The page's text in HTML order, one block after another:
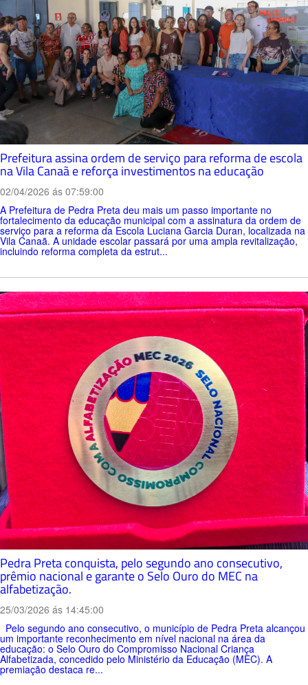
Prefeitura assina ordem de serviço para reforma de escola
na Vila Canaã e reforça investimentos na educação
02/04/2026 ás 07:59:00
A Prefeitura de Pedra Preta deu mais um passo importante no
fortalecimento da educação municipal com a assinatura da ordem de
serviço para a reforma da Escola Luciana Garcia Duran, localizada na
Vila Canaã. A unidade escolar passará por uma ampla revitalização,
incluindo reforma completa da estrut...
Pedra Preta conquista, pelo segundo ano consecutivo,
prêmio nacional e garante o Selo Ouro do MEC na
alfabetização.
25/03/2026 ás 14:45:00
Pelo segundo ano consecutivo, o município de Pedra Preta alcançou
um importante reconhecimento em nível nacional na área da
educação: o Selo Ouro do Compromisso Nacional Criança
Alfabetizada, concedido pelo Ministério da Educação (MEC). A
premiação destaca re...